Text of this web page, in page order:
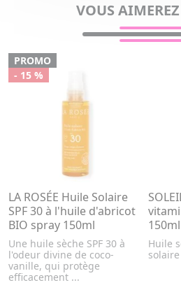
VOUS
PROMO
- 15 %
LA ROSÉE Huile Solaire
SPF 30 à l'huile d'abricot
BIO spray 150ml
Une huile sèche SPF 30 à
l'odeur divine de coco-
vanille, qui protège
efficacement ...
150ml
Huile
solaire